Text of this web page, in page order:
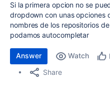
Si la primera opcion no se
dropdown con unas opciones
nombres de los repositorios
podamos autocompletar
Answer Watch
Share